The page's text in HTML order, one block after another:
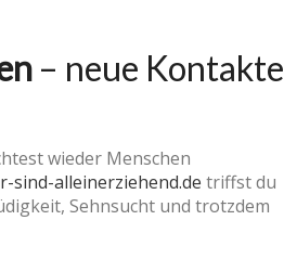
– neue Kontakte
wieder Menschen
sind-alleinerziehend.de triffst du
Sehnsucht und trotzdem